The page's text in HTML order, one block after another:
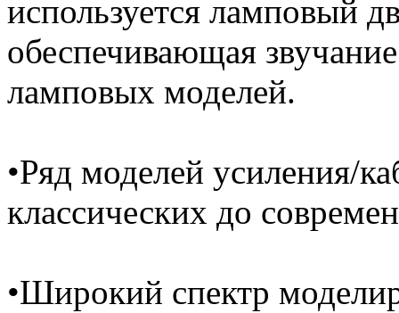
используется ламповый
обеспечивающая
ламповых моделей.
•Ряд моделей усиления/
классических до
•Широкий спектр